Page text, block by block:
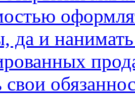
да и нанимать